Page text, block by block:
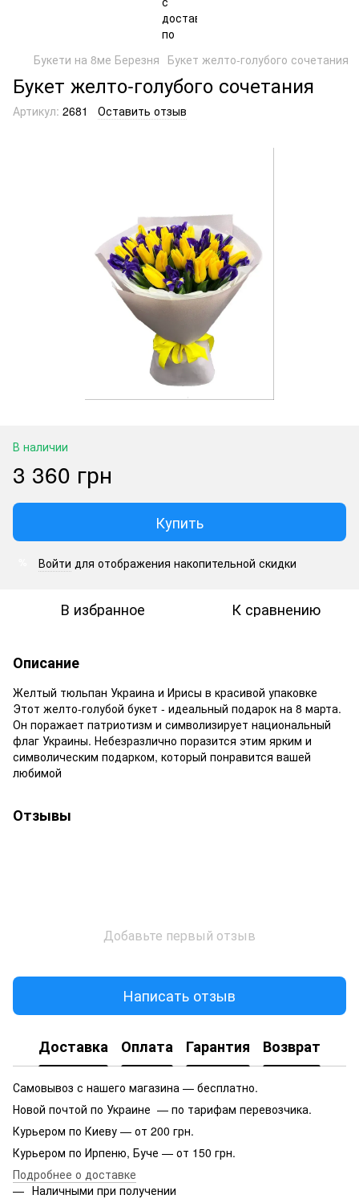
Букети на 8ме Березня Букет желто-голубого сочетания
Букет желто-голубого сочетания
Артикул: 2681 Оставить отзыв
В наличии
3 360 грн
Купить
Войти для отображения накопительной скидки
В избранное К сравнению
Описание
Желтый тюльпан Украина и Ирисы в красивой упаковке
Этот желто-голубой букет - идеальный подарок на 8 марта.
Он поражает патриотизм и символизирует национальный
флаг Украины. Небезразлично поразится этим ярким и
символическим подарком, который понравится вашей
любимой
Отзывы
Добавьте первый отзыв
Написать отзыв
Доставка Оплата Гарантия Возврат
Самовывоз с нашего магазина — бесплатно.
Новой почтой по Украине — по тарифам перевозчика.
Курьером по Киеву — от 200 грн.
Курьером по Ирпеню, Буче — от 150 грн.
Подробнее о доставке
Наличными при получении